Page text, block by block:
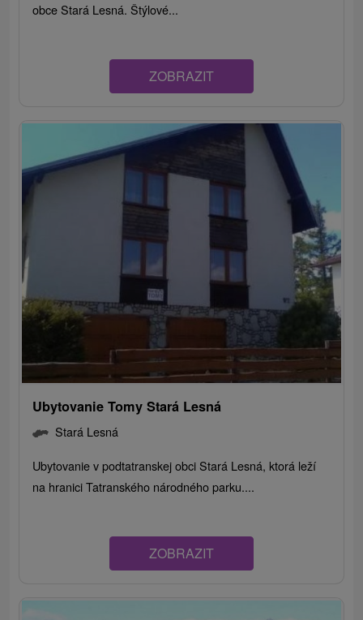
obce Stará Lesná. Štýlové...
ZOBRAZIT
Ubytovanie Tomy Stará Lesná
Stará Lesná
Ubytovanie v podtatranskej obci Stará Lesná, ktorá leží
na hranici Tatranského národného parku....
ZOBRAZIT